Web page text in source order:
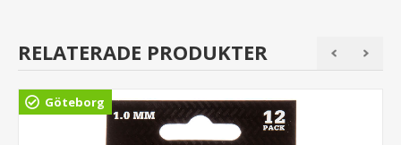
RELATERADE PRODUKTER
Göteborg